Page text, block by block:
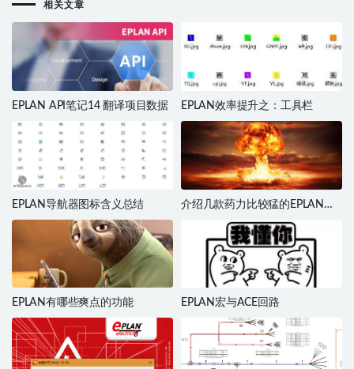
相关文章
EPLAN API笔记14 翻译项目数据 EPLAN效率提升之：工具栏
EPLAN导航器图标含义总结
介绍几款药力比较猛的EPLAN插
EPLAN有哪些爽点的功能 EPLAN宏与ACE回路